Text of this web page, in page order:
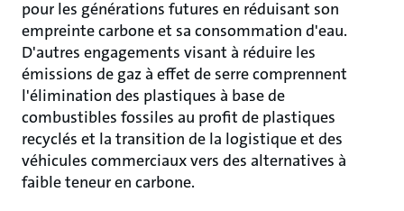
pour les générations futures en réduisant son
empreinte carbone et sa consommation d'eau.
D'autres engagements visant à réduire les
émissions de gaz à effet de serre comprennent
l'élimination des plastiques à base de
combustibles fossiles au profit de plastiques
recyclés et la transition de la logistique et des
véhicules commerciaux vers des alternatives à
faible teneur en carbone.